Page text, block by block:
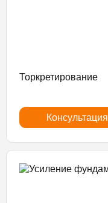
Торкретирование
Консультация